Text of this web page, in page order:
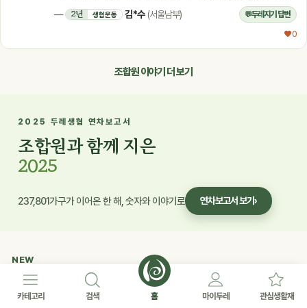
실망이네요. 후기에 사진첨부도 안되요~~
— 2년 생협운동 김*수 (서울남부) 💬두레지기 답변
♥ 0
조합원 이야기 더 보기
2025 두레생협 연차보고서
조합원과 함께 지은
2025
237,801가구가 이어온 한 해, 숫자와 이야기로 연차보고서 보기 ›
NEW
신규생활재
카테고리 검색 홈 마이두레 관심생활재